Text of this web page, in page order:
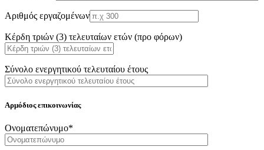
Αριθμός εργαζομένων
Κέρδη τριών (3) τελευταίων ετών (προ φόρων)
Σύνολο ενεργητικού τελευταίου έτους
Αρμόδιος επικοινωνίας
Oνοματεπώνυμο*